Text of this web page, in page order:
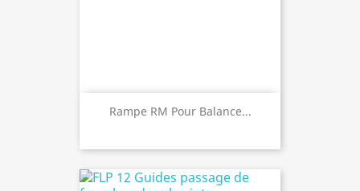
Rampe RM Pour Balance...